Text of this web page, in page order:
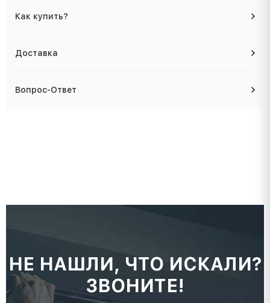
Как купить?
Доставка
Вопрос-Ответ
НЕ НАШЛИ, ЧТО ИСКАЛИ?
ЗВОНИТЕ!